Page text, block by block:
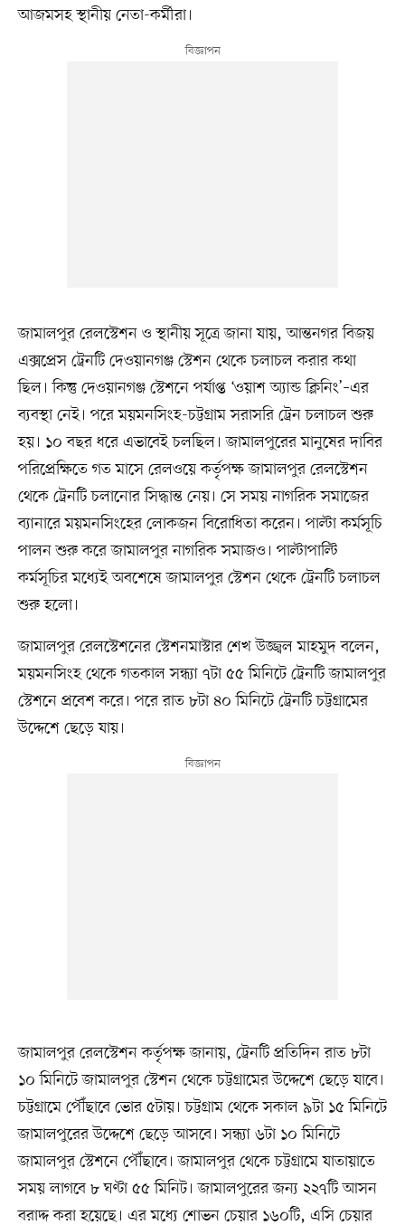
আজমসহ স্থানীয় নেতা-কর্মীরা।
জামালপুর রেলস্টেশন ও স্থানীয় সূত্রে জানা যায়, আন্তনগর বিজয়
এক্সপ্রেস ট্রেনটি দেওয়ানগঞ্জ স্টেশন থেকে চলাচল করার কথা
ছিল। কিন্তু দেওয়ানগঞ্জ স্টেশনে পর্যাপ্ত ‘ওয়াশ অ্যান্ড ক্লিনিং’–এর
ব্যবস্থা নেই। পরে ময়মনসিংহ-চট্টগ্রাম সরাসরি ট্রেন চলাচল শুরু
হয়। ১০ বছর ধরে এভাবেই চলছিল। জামালপুরের মানুষের দাবির
পরিপ্রেক্ষিতে গত মাসে রেলওয়ে কর্তৃপক্ষ জামালপুর রেলস্টেশন
থেকে ট্রেনটি চলানোর সিদ্ধান্ত নেয়। সে সময় নাগরিক সমাজের
ব্যানারে ময়মনসিংহের লোকজন বিরোধিতা করেন। পাল্টা কর্মসূচি
পালন শুরু করে জামালপুর নাগরিক সমাজও। পাল্টাপাল্টি
কর্মসূচির মধ্যেই অবশেষে জামালপুর স্টেশন থেকে ট্রেনটি চলাচল
শুরু হলো।
জামালপুর রেলস্টেশনের স্টেশনমাস্টার শেখ উজ্জ্বল মাহমুদ বলেন,
ময়মনসিংহ থেকে গতকাল সন্ধ্যা ৭টা ৫৫ মিনিটে ট্রেনটি জামালপুর
স্টেশনে প্রবেশ করে। পরে রাত ৮টা ৪০ মিনিটে ট্রেনটি চট্টগ্রামের
উদ্দেশে ছেড়ে যায়।
জামালপুর রেলস্টেশন কর্তৃপক্ষ জানায়, ট্রেনটি প্রতিদিন রাত ৮টা
১০ মিনিটে জামালপুর স্টেশন থেকে চট্টগ্রামের উদ্দেশে ছেড়ে যাবে।
চট্টগ্রামে পৌঁছাবে ভোর ৫টায়। চট্টগ্রাম থেকে সকাল ৯টা ১৫ মিনিটে
জামালপুরের উদ্দেশে ছেড়ে আসবে। সন্ধ্যা ৬টা ১০ মিনিটে
জামালপুর স্টেশনে পৌঁছাবে। জামালপুর থেকে চট্টগ্রামে যাতায়াতে
সময় লাগবে ৮ ঘণ্টা ৫৫ মিনিট। জামালপুরের জন্য ২২৭টি আসন
বরাদ্দ করা হয়েছে। এর মধ্যে শোভন চেয়ার ১৬০টি, এসি চেয়ার